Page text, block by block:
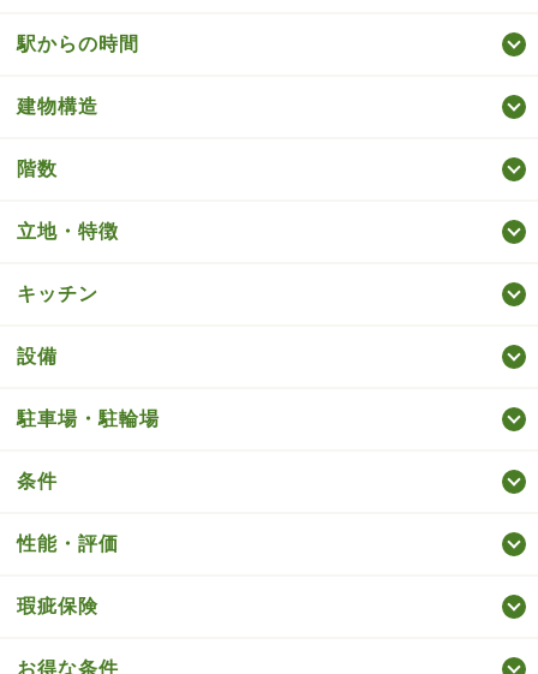
駅からの時間
建物構造
階数
立地・特徴
キッチン
設備
駐車場・駐輪場
条件
性能・評価
瑕疵保険
お得な条件